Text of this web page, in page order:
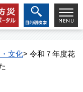
文化> 令和７年度花